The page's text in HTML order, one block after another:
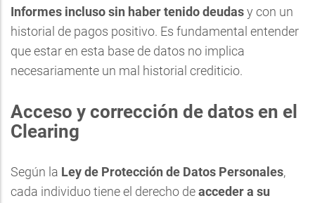
Informes incluso sin haber tenido deudasy con un
historial de pagos positivo. Es fundamental entender
que estar en esta base de datos no implica
necesariamente un mal historial crediticio.
Acceso y corrección de datos en el
Clearing
Según la Ley de Protección de Datos Personales,
cada individuo tiene el derecho deacceder a su